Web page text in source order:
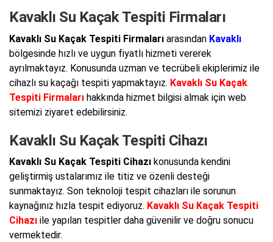
Kavaklı Su Kaçak Tespiti Firmaları
Kavaklı Su Kaçak Tespiti Firmaları arasından Kavaklı
bölgesinde hızlı ve uygun fiyatlı hizmeti vererek
ayrılmaktayız. Konusunda uzman ve tecrübeli ekiplerimiz ile
cihazlı su kaçağı tespiti yapmaktayız. Kavaklı Su Kaçak
Tespiti Firmaları hakkında hizmet bilgisi almak için web
sitemizi ziyaret edebilirsiniz.
Kavaklı Su Kaçak Tespiti Cihazı
Kavaklı Su Kaçak Tespiti Cihazı konusunda kendini
geliştirmiş ustalarımız ile titiz ve özenli desteği
sunmaktayız. Son teknoloji tespit cihazları ile sorunun
kaynağınız hızla tespit ediyoruz. Kavaklı Su Kaçak Tespiti
Cihazı ile yapılan tespitler daha güvenilir ve doğru sonucu
vermektedir.